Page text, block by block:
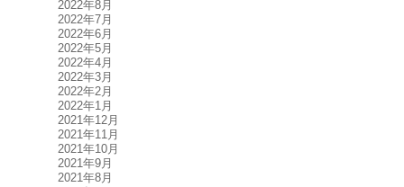
2022年8月
2022年7月
2022年6月
2022年5月
2022年4月
2022年3月
2022年2月
2022年1月
2021年12月
2021年11月
2021年10月
2021年9月
2021年8月